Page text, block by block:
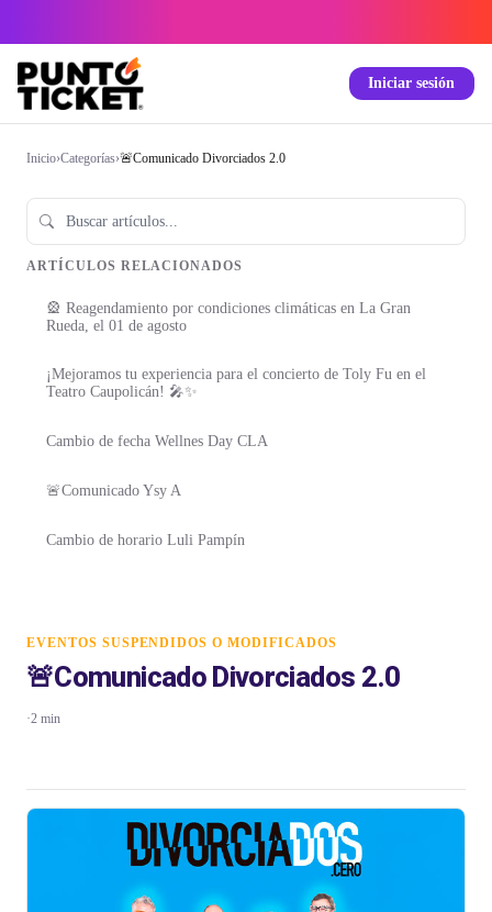
Iniciar sesión
Inicio›Categorías›🚨Comunicado Divorciados 2.0
ARTÍCULOS RELACIONADOS
🎡 Reagendamiento por condiciones climáticas en La Gran
Rueda, el 01 de agosto
¡Mejoramos tu experiencia para el concierto de Toly Fu en el
Teatro Caupolicán! 🎤✨
Cambio de fecha Wellnes Day CLA
🚨Comunicado Ysy A
Cambio de horario Luli Pampín
EVENTOS SUSPENDIDOS O MODIFICADOS
🚨Comunicado Divorciados 2.0
·2 min